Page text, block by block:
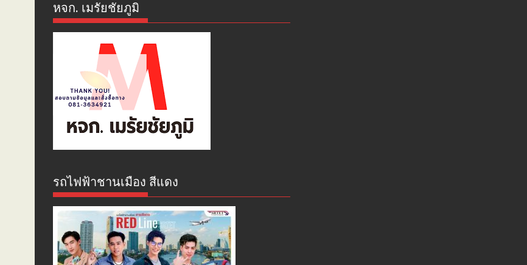
หจก. เมรัยชัยภูมิ
รถไฟฟ้าชานเมือง สีแดง